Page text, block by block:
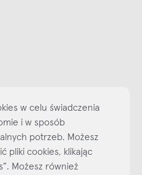
wyciągnięcie ręki, zapisz się już
w celu świadczenia
i w sposób
potrzeb. Możesz
pliki cookies, klikając
Możesz również